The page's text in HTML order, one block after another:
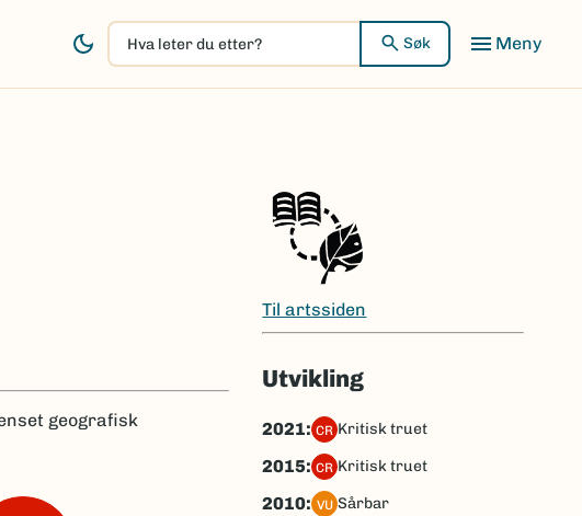
Hva
leter
du
Søk Meny
geografisk
Til artssiden
Utvikling
2021: CR kritisk truet
2015: CR kritisk truet
2010: VU sårbar